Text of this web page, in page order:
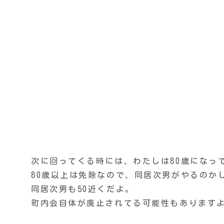
次に回ってくる時には、わたしは80歳になっ
80歳以上は免除なので、同居次男がやるのか
同居次男も50近くだよ。
町内会自体が廃止されてる可能性もありますよ